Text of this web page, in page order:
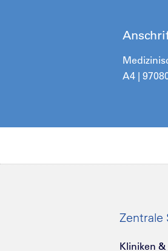
A4 |
Zentrale
Kliniken